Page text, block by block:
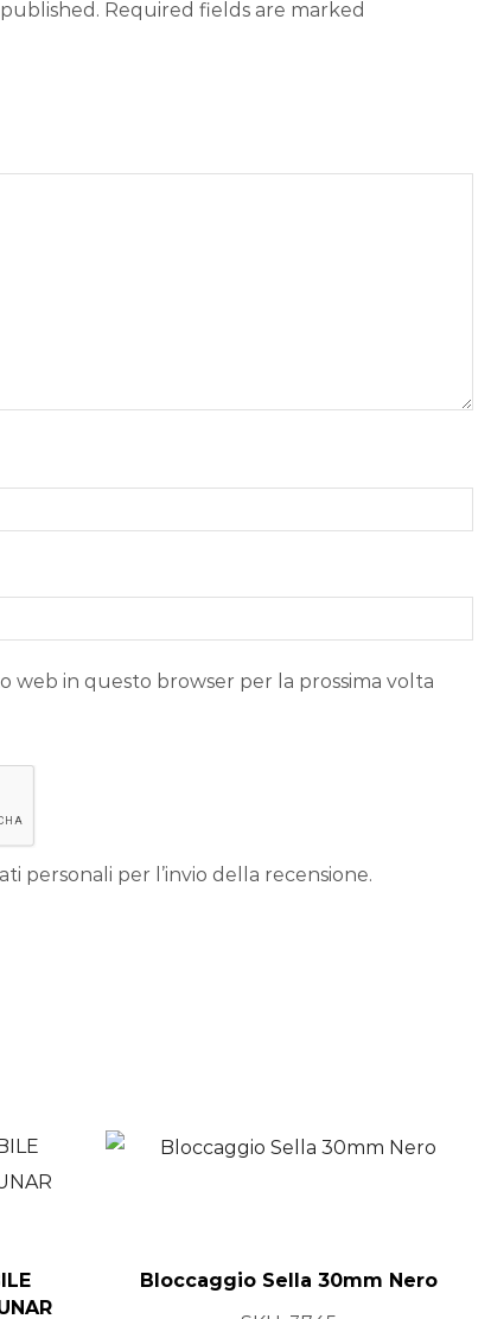
Required fields are marked
web in questo browser per la prossima volta
personali per l’invio della recensione.
Bloccaggio Sella 30mm Nero